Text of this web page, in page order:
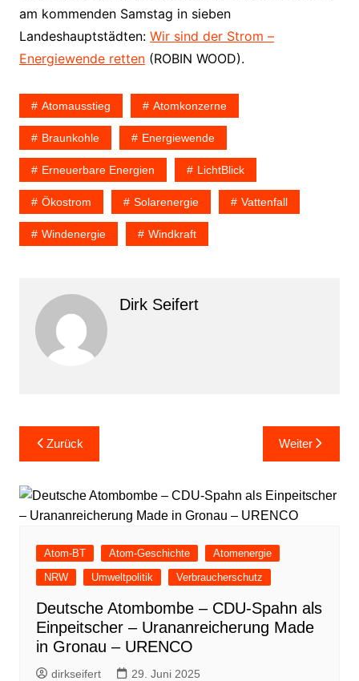
am kommenden Samstag in sieben
Landeshauptstädten: Wir sind der Strom –
Energiewende retten(ROBIN WOOD).
Atomausstieg Atomkonzerne
Braunkohle Energiewende
Erneuerbare Energien LichtBlick
Ökostrom Solarenergie Vattenfall
Windenergie Windkraft
Dirk Seifert
Beitragsnavigation
Zurück Weiter
Atom-BT Atom-Geschichte
Atomenergie
NRW
Umweltpolitik Verbraucherschutz
Deutsche Atombombe – CDU-Spahn als
Einpeitscher – Urananreicherung Made
in Gronau – URENCO
dirkseifert 29. Juni 2025